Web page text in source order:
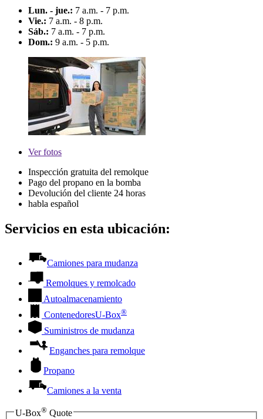
Lun. - jue.: 7 a.m. - 7 p.m.
Vie.: 7 a.m. - 8 p.m.
Sáb.: 7 a.m. - 7 p.m.
Dom.: 9 a.m. - 5 p.m.
Verfotos
Inspección gratuita del remolque
Pago del propano en la bomba
Devolución del cliente 24 horas
habla español
Servicios en esta ubicación:
Camiones para mudanza
Remolques y remolcado
Autoalmacenamiento
ContenedoresU-Box®
Suministros de mudanza
Enganches para remolque
Propano
Camiones a la venta
U-Box® Quote